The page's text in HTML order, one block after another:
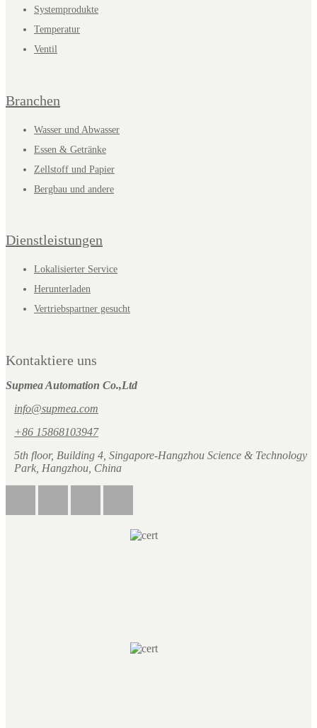
Systemprodukte
Temperatur
Ventil
Branchen
Wasser und Abwasser
Essen & Getränke
Zellstoff und Papier
Bergbau und andere
Dienstleistungen
Lokalisierter Service
Herunterladen
Vertriebspartner gesucht
Kontaktiere uns
Supmea Automation Co.,Ltd
info@supmea.com
+86 15868103947
5th floor, Building 4, Singapore-Hangzhou Science & Technology
Park, Hangzhou, China